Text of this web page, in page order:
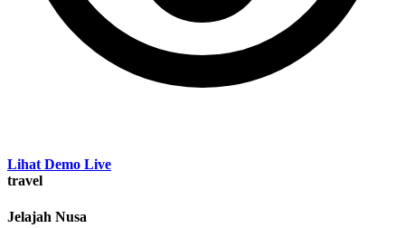
Lihat Demo Live
travel
Jelajah Nusa